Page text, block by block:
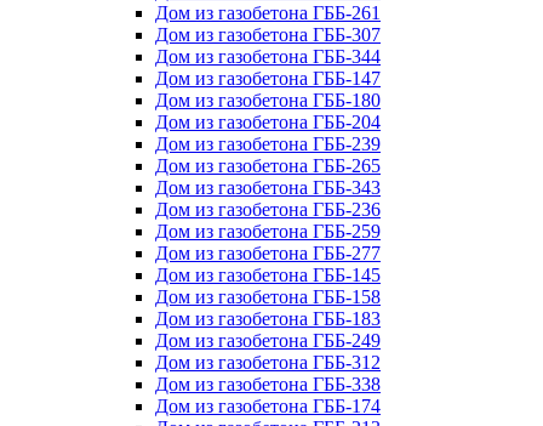
Дом из газобетона ГББ-261
Дом из газобетона ГББ-307
Дом из газобетона ГББ-344
Дом из газобетона ГББ-147
Дом из газобетона ГББ-180
Дом из газобетона ГББ-204
Дом из газобетона ГББ-239
Дом из газобетона ГББ-265
Дом из газобетона ГББ-343
Дом из газобетона ГББ-236
Дом из газобетона ГББ-259
Дом из газобетона ГББ-277
Дом из газобетона ГББ-145
Дом из газобетона ГББ-158
Дом из газобетона ГББ-183
Дом из газобетона ГББ-249
Дом из газобетона ГББ-312
Дом из газобетона ГББ-338
Дом из газобетона ГББ-174